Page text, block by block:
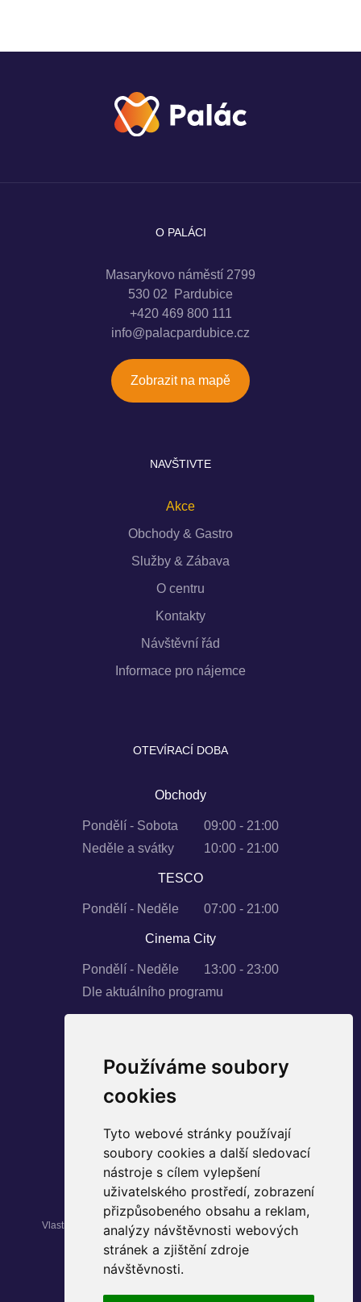
Používáme soubory
cookies
Tyto webové stránky používají
soubory cookies a další sledovací
nástroje s cílem vylepšení
uživatelského prostředí, zobrazení
přizpůsobeného obsahu a reklam,
analýzy návštěvnosti webových
stránek a zjištění zdroje
návštěvnosti.
O PALÁCI
Masarykovo náměstí 2799
530 02 Pardubice
+420 469 800 111
info@palacpardubice.cz
Zobrazit na mapě
NAVŠTIVTE
Akce
Obchody & Gastro
Služby & Zábava
O centru
Kontakty
Návštěvní řád
Informace pro nájemce
OTEVÍRACÍ DOBA
Obchody
Pondělí - Sobota
09:00 - 21:00
Neděle a svátky
10:00 - 21:00
TESCO
Pondělí - Neděle 07:00 - 21:00
Cinema City
Pondělí - Neděle
13:00 - 23:00
Dle aktuálního programu
SLEDUJTE NÁS
Instagram
Facebook
YouTube
Vlastníkem nemovitosti Palác Pardubice je fond kvalifikovaných
investorů
Max Realitní